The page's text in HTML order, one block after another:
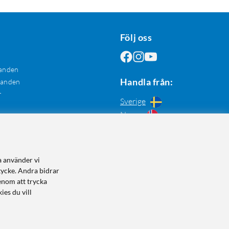
Följ oss
Handla från:
Sverige
Norge
använder vi
Andra bidrar
att trycka
du vill